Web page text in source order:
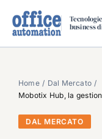
business
SPECIAL PAPER
TAVOLE ROTONDE
DAL MERCATO
Home
Dal Mercato
Mobotix Hub, la
DAL MERCATO